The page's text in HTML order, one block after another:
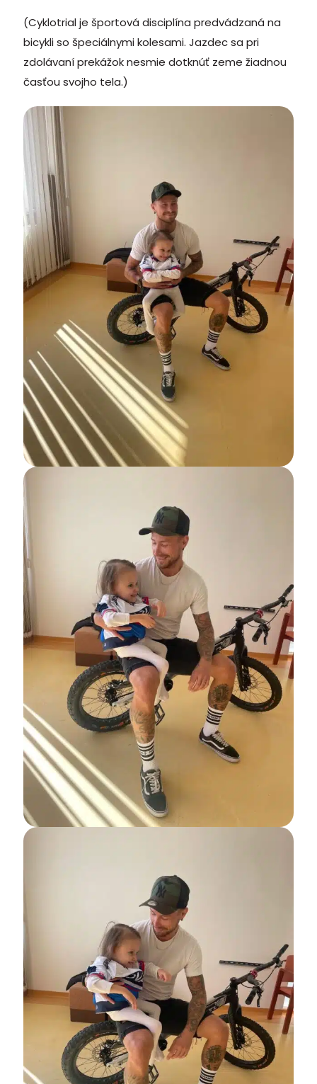
(Cyklotrial je športová disciplína predvádzaná na
bicykli so špeciálnymi kolesami. Jazdec sa pri
zdolávaní prekážok nesmie dotknúť zeme žiadnou
časťou svojho tela.)